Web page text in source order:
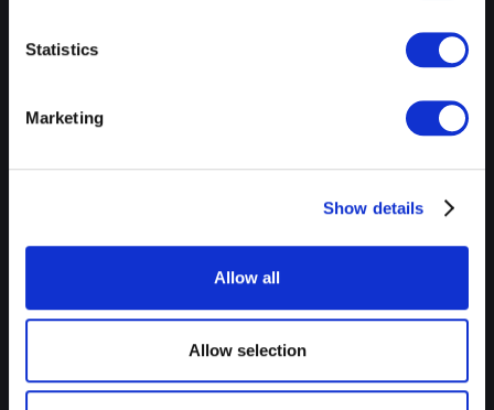
Statistics
Marketing
Show details
Allow all
Allow selection
Impressum
STEUERERKLÄRUNG FÜR
Familien
Rentner:innen